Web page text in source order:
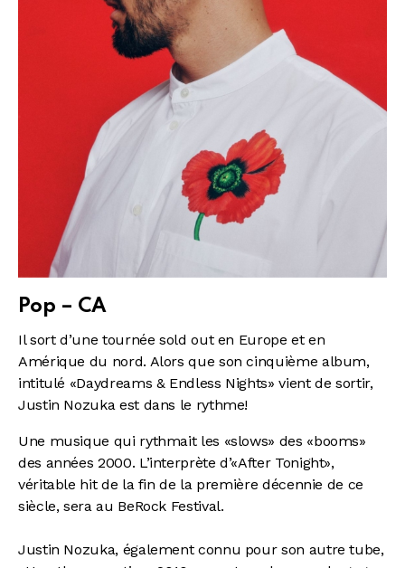
Pop – CA
Il sort d’une tournée sold out en Europe et en
Amérique du nord. Alors que son cinquième album,
intitulé «Daydreams & Endless Nights» vient de sortir,
Justin Nozuka est dans le rythme!
Une musique qui rythmait les «slows» des «booms»
des années 2000. L’interprète d’«After Tonight»,
véritable hit de la fin de la première décennie de ce
siècle, sera au BeRock Festival.
Justin Nozuka, également connu pour son autre tube,